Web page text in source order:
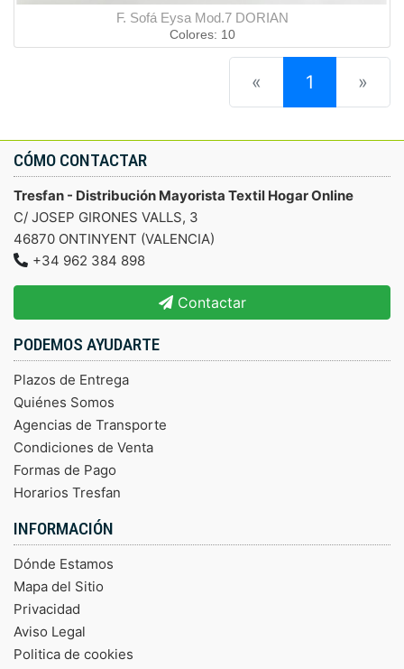
F. Sofá Eysa Mod.7 DORIAN
Colores: 10
« 1 (current)
»
CÓMO CONTACTAR
Tresfan - Distribución Mayorista Textil Hogar Online
C/ JOSEP GIRONES VALLS, 3
46870 ONTINYENT (VALENCIA)
+34 962 384 898
Contactar
PODEMOS AYUDARTE
Plazos de Entrega
Quiénes Somos
Agencias de Transporte
Condiciones de Venta
Formas de Pago
Horarios Tresfan
INFORMACIÓN
Dónde Estamos
Mapa del Sitio
Privacidad
Aviso Legal
Politica de cookies